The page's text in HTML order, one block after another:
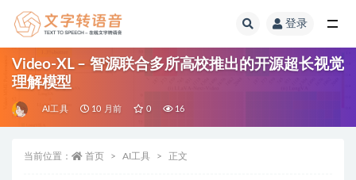
登录
Video-XL – 智源联合多所高校推出的开源超长视觉
理解模型
AI工具 10 月前 0 16
当前位置： 首页 AI工具 正文